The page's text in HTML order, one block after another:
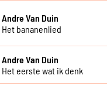
Andre Van Duin
Het bananenlied
Andre Van Duin
Het eerste wat ik denk